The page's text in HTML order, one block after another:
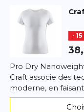
- 15
Pro Dry
Craft associe des
moderne, en